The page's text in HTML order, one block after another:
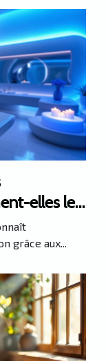
elles le
aux...